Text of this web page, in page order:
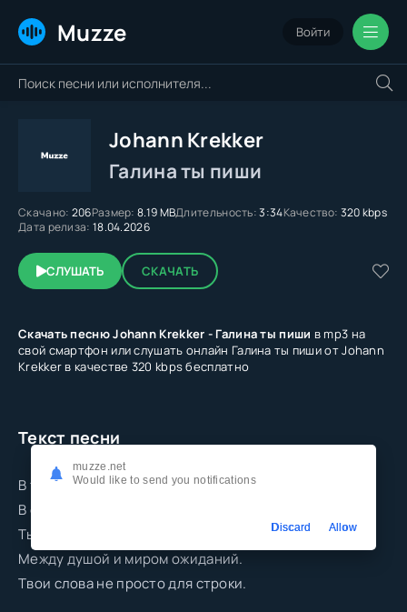
Muzze Войти
Johann Krekker
Галина ты пиши
Скачано: 206Размер: 8.19 MBДлительность:3:34Качество: 320 kbps
Дата релиза: 18.04.2026
СЛУШАТЬ СКАЧАТЬ
Скачать песню Johann Krekker - Галина ты пиши в mp3 на
свой смартфон или слушать онлайн Галина ты пиши от Johann
Krekker в качестве 320 kbps бесплатно
Текст песни
В тебе живёт неспешная весна.
В словах твоих тепло и понимание.
Ты пишешь, и стирается стена
Между душой и миром ожиданий.
Твои слова не просто для строки.
muzze.net
Would like to send you notifications
Discard Allow